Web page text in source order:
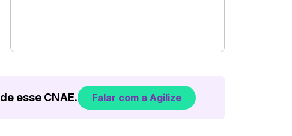
esse CNAE. Falar com a Agilize